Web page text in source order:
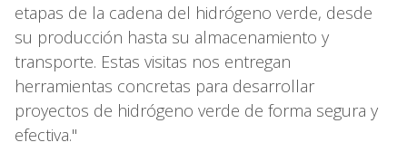
etapas de la cadena del hidrógeno verde, desde
su producción hasta su almacenamiento y
transporte. Estas visitas nos entregan
herramientas concretas para desarrollar
proyectos de hidrógeno verde de forma segura y
efectiva."